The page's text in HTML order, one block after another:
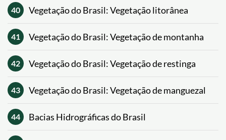
40 Vegetação do Brasil: Vegetação litorânea
41 Vegetação do Brasil: Vegetação de montanha
42 Vegetação do Brasil: Vegetação de restinga
43 Vegetação do Brasil: Vegetação de manguezal
44 Bacias Hidrográficas do Brasil